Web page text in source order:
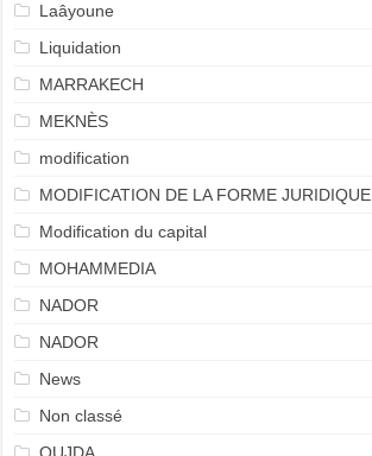
Laâyoune
Liquidation
MARRAKECH
MEKNÈS
modification
MODIFICATION DE LA FORME JURIDIQUE
Modification du capital
MOHAMMEDIA
NADOR
NADOR
News
Non classé